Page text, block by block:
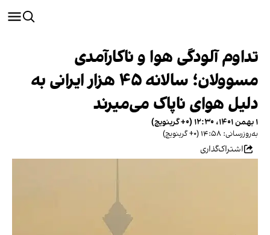
تداوم آلودگی هوا و ناکارآمدی
مسوولان؛ سالانه ۴۵ هزار ایرانی به
دلیل هوای ناپاک می‌میرند
۱ بهمن ۱۴۰۱، ۱۲:۳۰ (‎+۰ گرینویچ)
به‌روزرسانی: ۱۴:۵۸ (‎+۰ گرینویچ)
اشتراک‌گذاری